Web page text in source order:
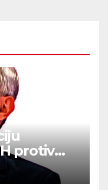
protiv
Slavena